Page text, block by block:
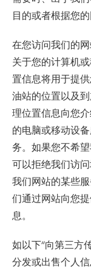
目的或者根据您
在您访问我们的
关于您的计算机
置信息将用于提
油站的位置以及
理位置信息向您
的电脑或移动设
务。如果您不希
可以拒绝我们访
我们网站的某些
们通过网站向您
息。
如以下“向第三方
分发或出售个人